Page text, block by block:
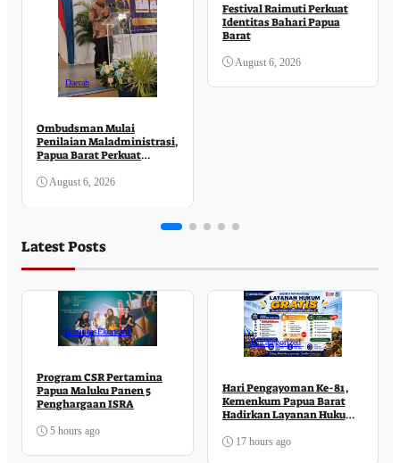
Daerah
Ombudsman Mulai
Penilaian Maladministrasi,
Papua Barat Perkuat
Publik
August 6, 2026
Festival Raimuti Perkuat
Identitas Bahari Papua
Barat
August 6, 2026
Latest Posts
BusinessEkonomi
Program CSR Pertamina
Papua Maluku Panen 5
Penghargaan ISRA
5 hours ago
Uncategorized
Hari Pengayoman Ke-81,
Kemenkum Papua Barat
Hadirkan Layanan Hukum
17 hours ago